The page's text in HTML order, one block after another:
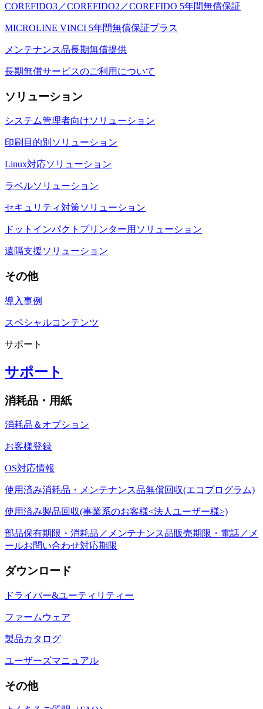
COREFIDO3／COREFIDO2／COREFIDO 5年間無償保証
MICROLINE VINCI 5年間無償保証プラス
メンテナンス品長期無償提供
長期無償サービスのご利用について
ソリューション
システム管理者向けソリューション
印刷目的別ソリューション
Linux対応ソリューション
ラベルソリューション
セキュリティ対策ソリューション
ドットインパクトプリンター用ソリューション
遠隔支援ソリューション
その他
導入事例
スペシャルコンテンツ
サポート
サポート
消耗品・用紙
消耗品＆オプション
お客様登録
OS対応情報
使用済み消耗品・メンテナンス品無償回収(エコプログラム)
使用済み製品回収(事業系のお客様<法人ユーザー様>)
部品保有期限・消耗品／メンテナンス品販売期限・電話／メ
ールお問い合わせ対応期限
ダウンロード
ドライバー&ユーティリティー
ファームウェア
製品カタログ
ユーザーズマニュアル
その他